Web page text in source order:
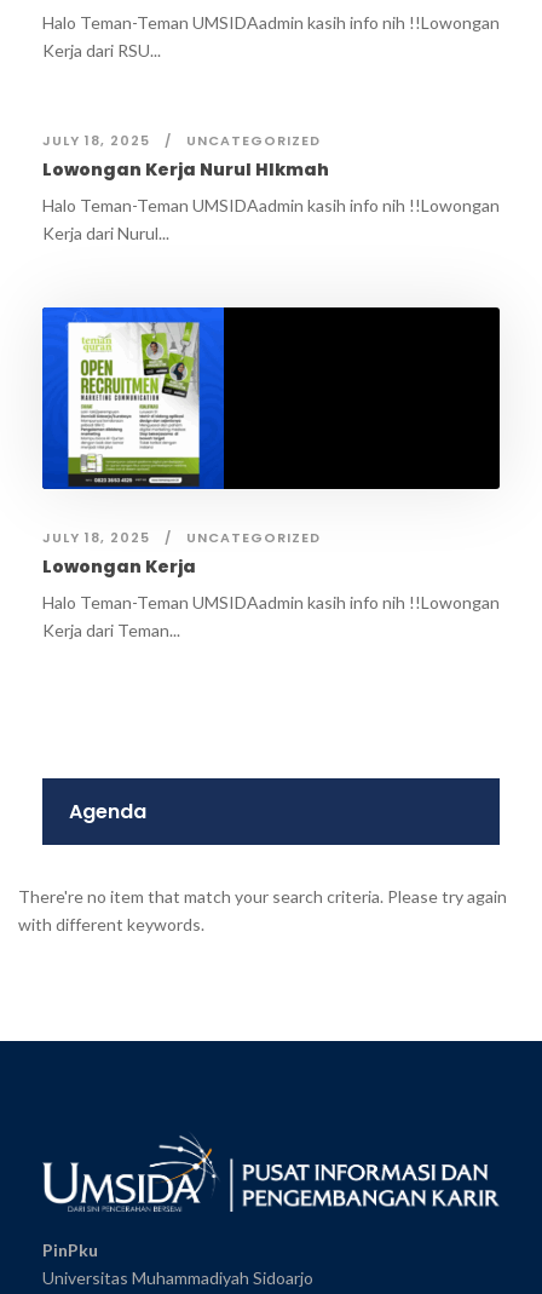
Halo Teman-Teman UMSIDAadmin kasih info nih !!Lowongan
Kerja dari RSU...
JULY 18, 2025 UNCATEGORIZED
Lowongan Kerja Nurul HIkmah
Halo Teman-Teman UMSIDAadmin kasih info nih !!Lowongan
Kerja dari Nurul...
JULY 18, 2025 UNCATEGORIZED
Lowongan Kerja
Halo Teman-Teman UMSIDAadmin kasih info nih !!Lowongan
Kerja dari Teman...
Agenda
There're no item that match your search criteria. Please try again
with different keywords.
PinPku
Universitas Muhammadiyah Sidoarjo